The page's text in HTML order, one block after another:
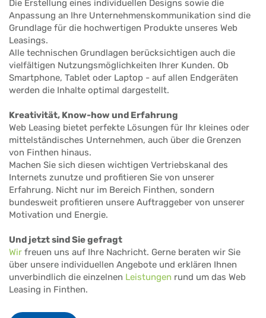
Die Erstellung eines individuellen Designs sowie die
Anpassung an Ihre Unternehmenskommunikation sind die
Grundlage für die hochwertigen Produkte unseres Web
Leasings.
Alle technischen Grundlagen berücksichtigen auch die
vielfältigen Nutzungsmöglichkeiten Ihrer Kunden. Ob
Smartphone, Tablet oder Laptop - auf allen Endgeräten
werden die Inhalte optimal dargestellt.
Kreativität, Know-how und Erfahrung
Web Leasing bietet perfekte Lösungen für Ihr kleines oder
mittelständisches Unternehmen, auch über die Grenzen
von Finthen hinaus.
Machen Sie sich diesen wichtigen Vertriebskanal des
Internets zunutze und profitieren Sie von unserer
Erfahrung. Nicht nur im Bereich Finthen, sondern
bundesweit profitieren unsere Auftraggeber von unserer
Motivation und Energie.
Und jetzt sind Sie gefragt
Wir freuen uns auf Ihre Nachricht. Gerne beraten wir Sie
über unsere individuellen Angebote und erklären Ihnen
unverbindlich die einzelnen Leistungen rund um das Web
Leasing in Finthen.